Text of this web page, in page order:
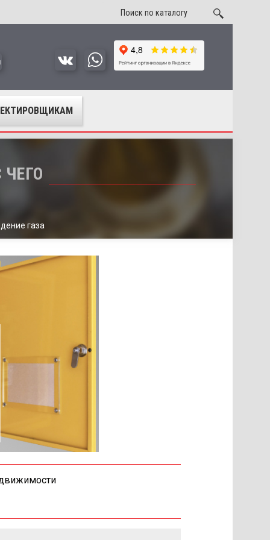
газа